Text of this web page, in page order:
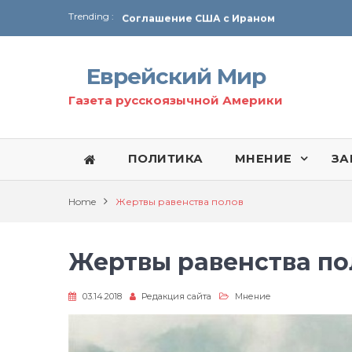
Trending :
Соглашение США с Ираном
Технология Революции в Иране
От Ирана до Ливана и Газы
Еврейский Мир
Газета русскоязычной Америки
ПОЛИТИКА МНЕНИЕ
Home Жертвы равенства полов
Жертвы равенства
03.14.2018 Редакция сайта Мнение